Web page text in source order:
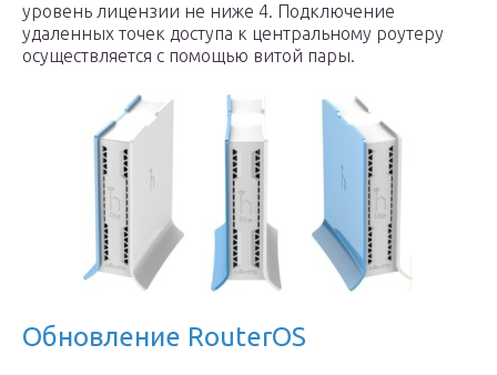
уровень лицензии не ниже 4. Подключение
удаленных точек доступа к центральному роутеру
осуществляется с помощью витой пары.
Обновление RouterOS